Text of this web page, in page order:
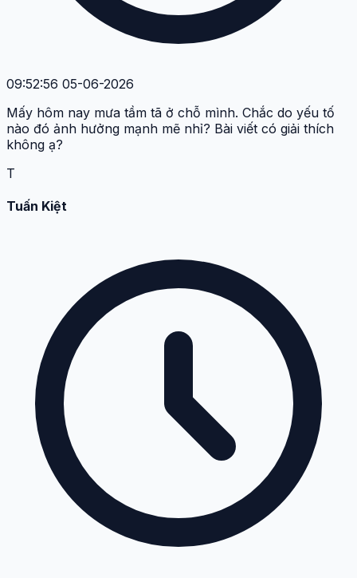
09:52:56 05-06-2026
Mấy hôm nay mưa tầm tã ở chỗ mình. Chắc do yếu tố
nào đó ảnh hưởng mạnh mẽ nhỉ? Bài viết có giải thích
không ạ?
T
Tuấn Kiệt